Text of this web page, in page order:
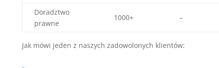
Doradztwo
prawne
1000+ –
Jak mówi jeden z naszych zadowolonych klientów: